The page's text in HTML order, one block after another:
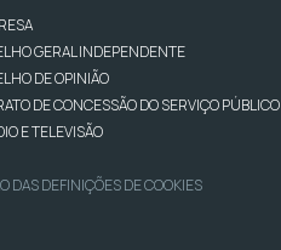
GERAL INDEPENDENTE
DE OPINIÃO
DE CONCESSÃO DO SERVIÇO PÚBLICO
E TELEVISÃO
DAS DEFINIÇÕES DE COOKIES